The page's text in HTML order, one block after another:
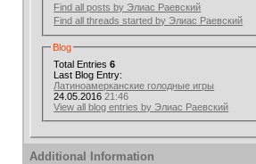
Find all posts by Элиас Раевский
Find all threads started by Элиас Раевский
Blog
Total Entries6
Last Blog Entry:
Латиноамерканские голодные игры
24.05.201621:46
View all blog entries by Элиас Раевский
Additional Information